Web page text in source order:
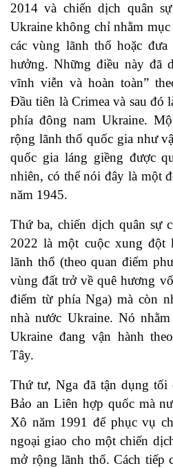
2014 và chiến dịch quân
Ukraine không chỉ nhằm
các vùng lãnh thổ hoặc
hưởng. Những điều này đã
vĩnh viễn và hoàn toàn”
Đầu tiên là Crimea và sau đó
phía đông nam Ukraine.
rộng lãnh thổ quốc gia như
quốc gia láng giềng được
nhiên, có thể nói đây là một
năm 1945.
Thứ ba, chiến dịch quân sự
2022 là một cuộc xung đột
lãnh thổ (theo quan điểm
vùng đất trở về quê hương
điểm từ phía Nga) mà còn
nhà nước Ukraine. Nó
Ukraine đang vận hành
Tây.
Thứ tư, Nga đã tận dụng tối
Bảo an Liên hợp quốc mà
Xô năm 1991 để phục vụ
ngoại giao cho một chiến
mở rộng lãnh thổ. Cách tiếp